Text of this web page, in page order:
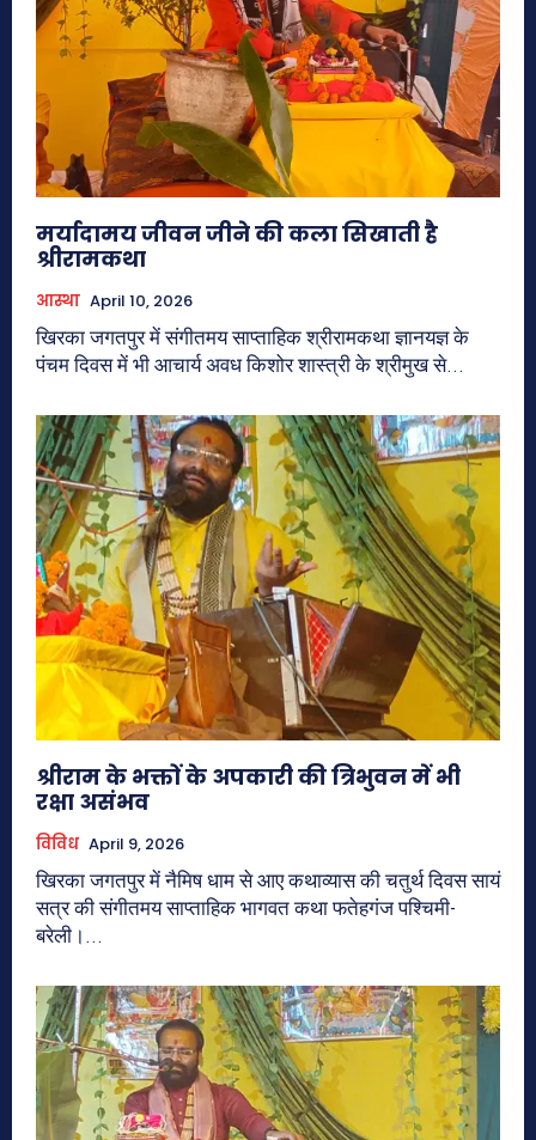
मर्यादामय जीवन जीने की कला सिखाती है
श्रीरामकथा
आस्था April 10, 2026
खिरका जगतपुर में संगीतमय साप्ताहिक श्रीरामकथा ज्ञानयज्ञ के
पंचम दिवस में भी आचार्य अवध किशोर शास्त्री के श्रीमुख से...
श्रीराम के भक्तों के अपकारी की त्रिभुवन में भी
रक्षा असंभव
विविध April 9, 2026
खिरका जगतपुर में नैमिष धाम से आए कथाव्यास की चतुर्थ दिवस सायं
सत्र की संगीतमय साप्ताहिक भागवत कथा फतेहगंज पश्चिमी-
बरेली।...